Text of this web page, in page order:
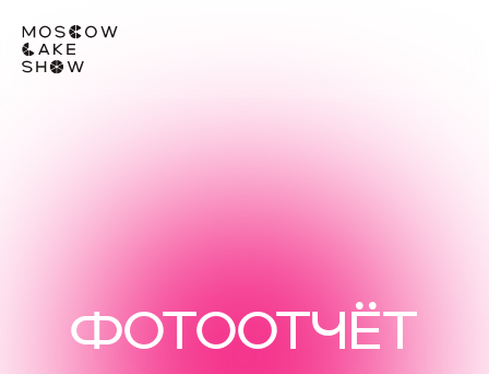
ФОТООТЧЁТ